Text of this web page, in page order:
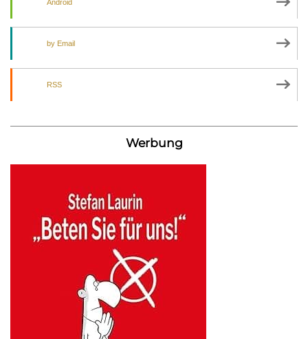
Android
by Email
RSS
Werbung